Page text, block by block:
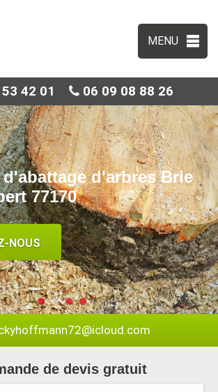
MENU
42 01 06 09 08 88 26
d'arbres Brie
77170
NOUS
de devis gratuit